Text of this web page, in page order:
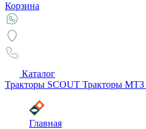
Корзина
Каталог
Тракторы SCOUT Тракторы МТЗ
Главная